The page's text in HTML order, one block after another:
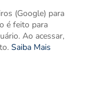
(Google) para
é feito para
Ao acessar,
Saiba Mais